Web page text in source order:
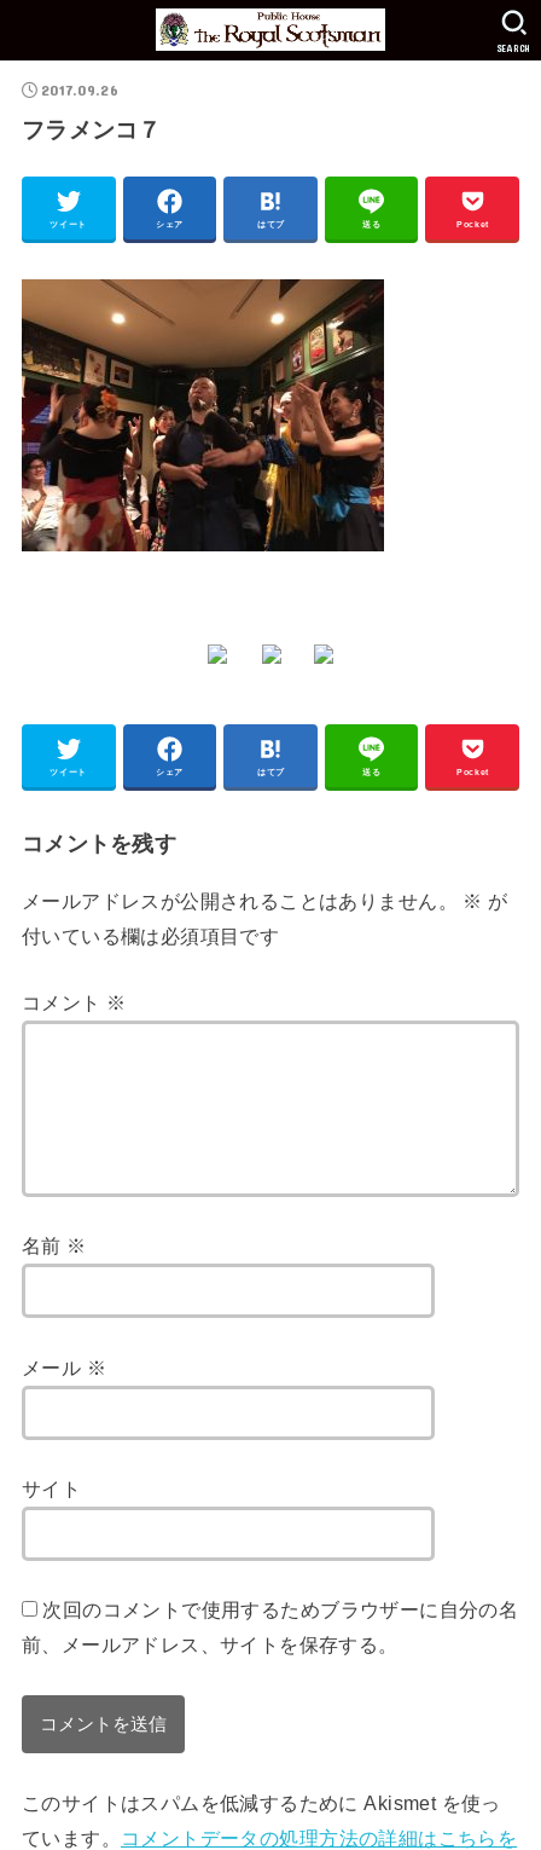
SEARCH
2017.09.26
フラメンコ７
ツイート シェア はてブ 送る Pocket
ツイート シェア はてブ 送る Pocket
コメントを残す
メールアドレスが公開されることはありません。 ※ が
付いている欄は必須項目です
コメント ※
名前 ※
メール ※
サイト
次回のコメントで使用するためブラウザーに自分の名
前、メールアドレス、サイトを保存する。
このサイトはスパムを低減するために Akismet を使っ
ています。
コメントデータの処理方法の詳細はこちらを